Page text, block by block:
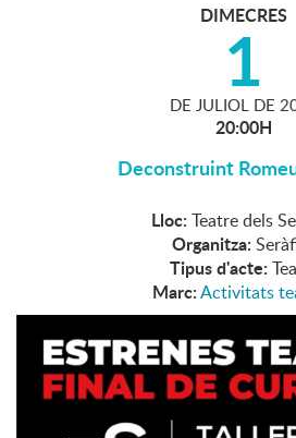
DIMECRES
1
DE JULIOL DE
20:00H
Deconstruint
Lloc: Teatre dels
Organitza:
Tipus d'acte:
Marc:Activitats